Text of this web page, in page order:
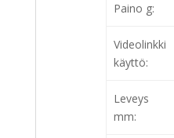
Paino g:
Videolinkki
käyttö:
Leveys
mm: